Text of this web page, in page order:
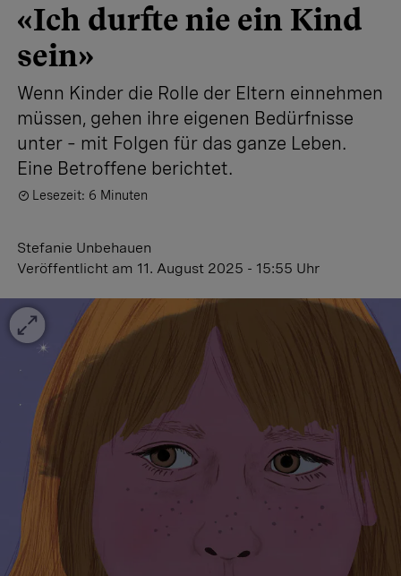
«Ich durfte nie ein Kind
sein»
Wenn Kinder die Rolle der Eltern einnehmen
müssen, gehen ihre eigenen Bedürfnisse
unter – mit Folgen für das ganze Leben.
Eine Betroffene berichtet.
Lesezeit: 6 Minuten
Stefanie Unbehauen
Veröffentlicht am 11. August 2025 - 15:55 Uhr